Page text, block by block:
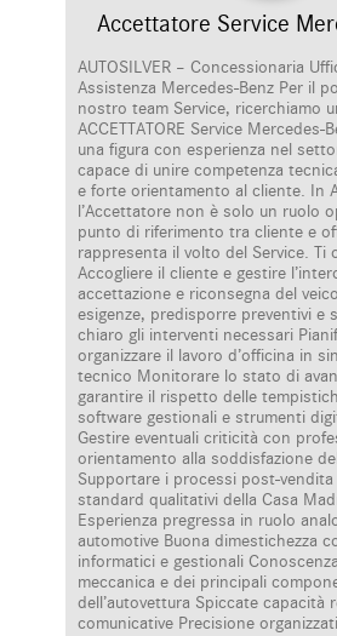
Accettatore Service
AUTOSILVER – Concessionaria
Assistenza Mercedes-Benz Per il
nostro team Service, ricerchiamo
ACCETTATORE Service Mercedes-
una figura con esperienza nel
capace di unire competenza
e forte orientamento al cliente. In
l’Accettatore non è solo un ruolo
punto di riferimento tra cliente e
rappresenta il volto del Service. Ti
Accogliere il cliente e gestire
accettazione e riconsegna del
esigenze, predisporre preventivi e
chiaro gli interventi necessari
organizzare il lavoro d’officina in
tecnico Monitorare lo stato di
garantire il rispetto delle
software gestionali e strumenti
Gestire eventuali criticità con
orientamento alla soddisfazione
Supportare i processi post-
standard qualitativi della Casa
Esperienza pregressa in ruolo
automotive Buona dimestichezza
informatici e gestionali
meccanica e dei principali
dell’autovettura Spiccate capacità
comunicative Precisione